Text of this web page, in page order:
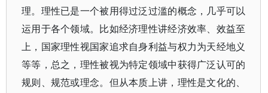
理。理性已是一个被用得过泛过滥的概念，几乎可以
运用于各个领域。比如经济理性讲经济效率、效益至
上，国家理性视国家追求自身利益与权力为天经地义
等等，总之，理性被视为特定领域中获得广泛认可的
规则、规范或理念。但从本质上讲，理性是文化的、